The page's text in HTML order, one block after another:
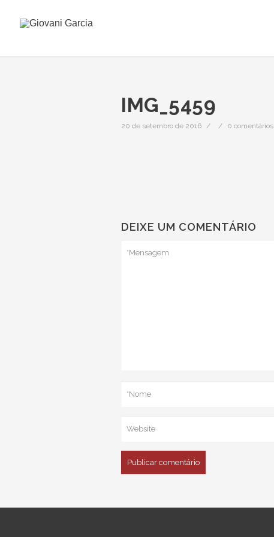
IMG_5459
20 de setembro de 2016 / / 0 comentários
DEIXE UM COMENTÁRIO